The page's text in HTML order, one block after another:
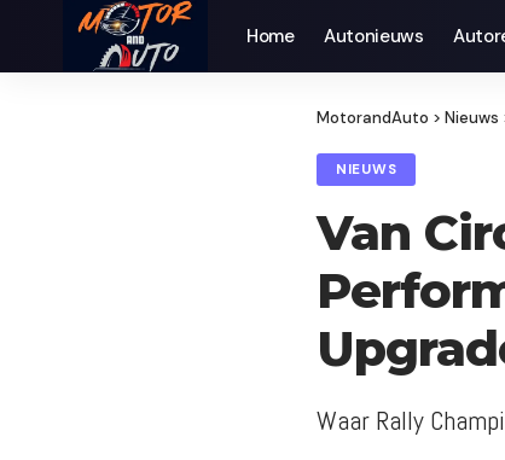
Home Autonieuws
MotorandAuto > Nieuws
NIEUWS
Van
Waar Rally